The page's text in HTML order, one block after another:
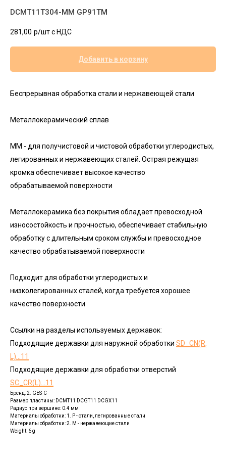
DCMT11T304-MM GP91TM
281,00 р/шт c НДС
Добавить в корзину
Беспрерывная обработка стали и нержавеющей стали
Металлокерамический сплав
MM - для получистовой и чистовой обработки углеродистых,
легированных и нержавеющих сталей. Острая режущая
кромка обеспечивает высокое качество
обрабатываемой поверхности
Металлокерамика без покрытия обладает превосходной
износостойкость и прочностью, обеспечивает стабильную
обработку с длительным сроком службы и превосходное
качество обрабатываемой поверхности
Подходит для обработки углеродистых и
низколегированных сталей, когда требуется хорошее
качество поверхности
Ссылки на разделы используемых державок:
Подходящие державки для наружной обработки SD_CN(R,
L)...11
Подходящие державки для обработки отверстий
SC_CR(L)...11
Бренд: 2. GES-C
Размер пластины: DCMT11 DCGT11 DCGX11
Радиус при вершине: 0.4 мм
Материалы обработки: 1. P - стали, легированные стали
Материалы обработки: 2. M - нержавеющие стали
Weight: 6 g